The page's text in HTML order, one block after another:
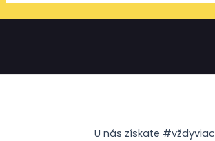
U nás získate #vždyviac